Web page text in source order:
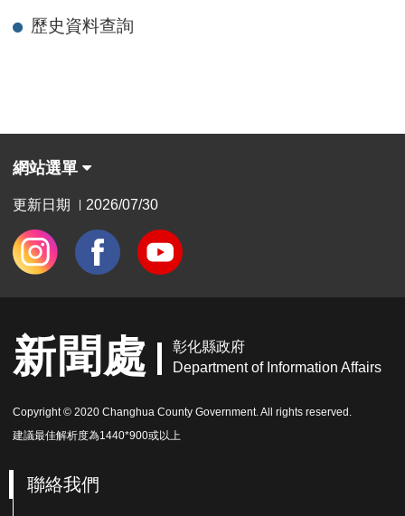
歷史資料查詢
網站選單
更新日期 2026/07/30
新聞處
彰化縣政府
Department of Information Affairs
Copyright © 2020 Changhua County Government. All rights reserved.
建議最佳解析度為1440*900或以上
聯絡我們